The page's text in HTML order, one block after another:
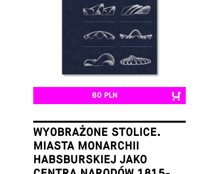
60 PLN
WYOBRAŻONE STOLICE.
MIASTA MONARCHII
HABSBURSKIEJ JAKO